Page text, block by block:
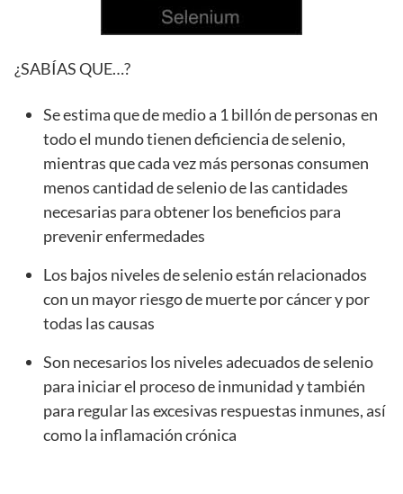
¿SABÍAS QUE…?
Se estima que de medio a 1 billón de personas en
todo el mundo tienen deficiencia de selenio,
mientras que cada vez más personas consumen
menos cantidad de selenio de las cantidades
necesarias para obtener los beneficios para
prevenir enfermedades
Los bajos niveles de selenio están relacionados
con un mayor riesgo de muerte por cáncer y por
todas las causas
Son necesarios los niveles adecuados de selenio
para iniciar el proceso de inmunidad y también
para regular las excesivas respuestas inmunes, así
como la inflamación crónica